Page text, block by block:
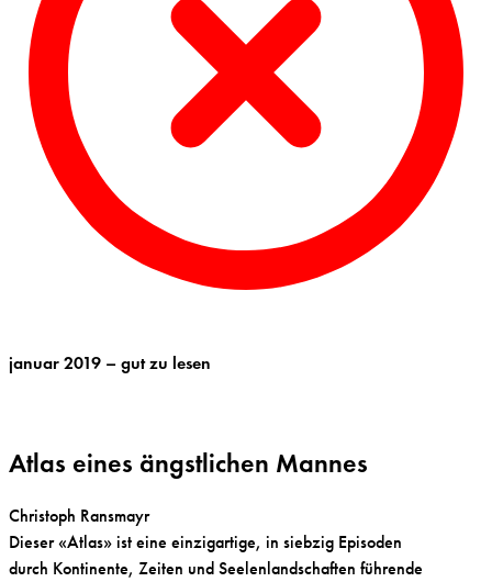
januar 2019 – gut zu lesen
Atlas eines ängstlichen Mannes
Christoph Ransmayr
Dieser «Atlas» ist eine einzigartige, in siebzig Episoden
durch Kontinente, Zeiten und Seelenlandschaften führende